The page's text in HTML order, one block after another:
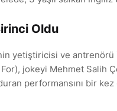
Oldu
yetiştiricisi ve antrenörü
jokeyi Mehmet Salih
performansını bir